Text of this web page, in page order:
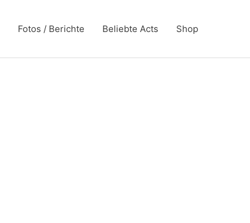
Fotos / Berichte Beliebte Acts Shop